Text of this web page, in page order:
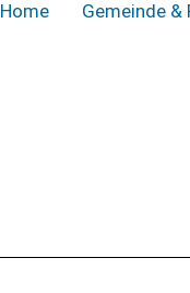
Home Gemeinde &